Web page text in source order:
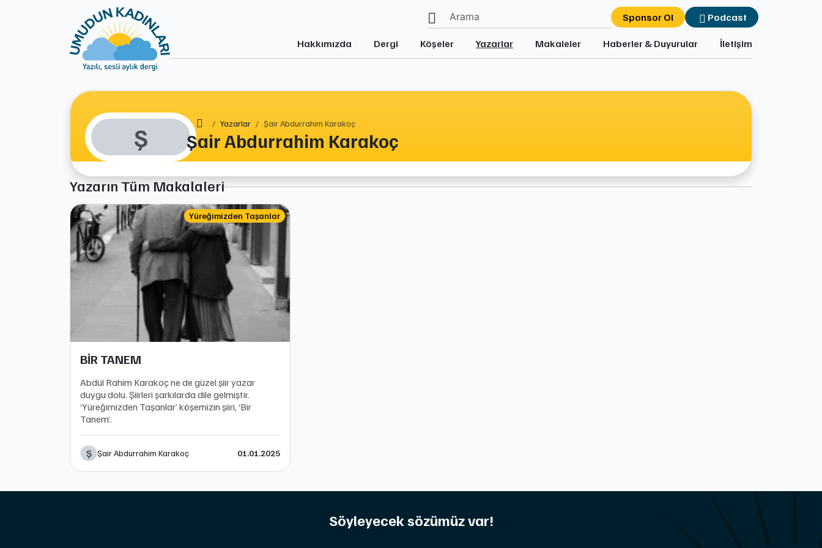
Sponsor Ol Podcast
Hakkımızda Dergi Köşeler Yazarlar Makaleler Haberler & Duyurular İletişim
Ş Ana SayfaYazarlar Şair Abdurrahim Karakoç
Şair Abdurrahim Karakoç
Yazarın Tüm Makalaleri
Yüreğimizden Taşanlar
BİR TANEM
Abdül Rahim Karakoç ne de güzel şiir yazar
duygu dolu. Şiirleri şarkılarda dile gelmiştir.
‘Yüreğimizden Taşanlar’ köşemizin şiiri, ‘Bir
Tanem’.
Ş Şair Abdurrahim Karakoç 01.01.2025
Söyleyecek sözümüz var!